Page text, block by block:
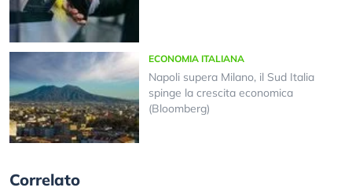
ECONOMIA ITALIANA
Napoli supera Milano, il Sud Italia
spinge la crescita economica
(Bloomberg)
Correlato